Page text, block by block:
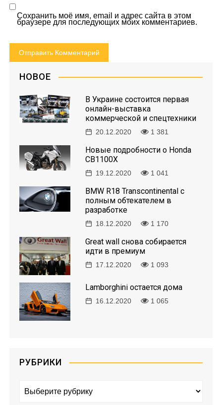
Сохранить моё имя, email и адрес сайта в этом
браузере для последующих моих комментариев.
НОВОЕ
В Украине состоится первая
онлайн-выставка
коммерческой и спецтехники
20.12.2020 1 381
Новые подробности о Honda
CB1100X
19.12.2020 1 041
BMW R18 Transcontinental с
полным обтекателем в
разработке
18.12.2020 1 170
Great wall снова собирается
идти в премиум
17.12.2020 1 093
Lamborghini остается дома
16.12.2020 1 065
РУБРИКИ